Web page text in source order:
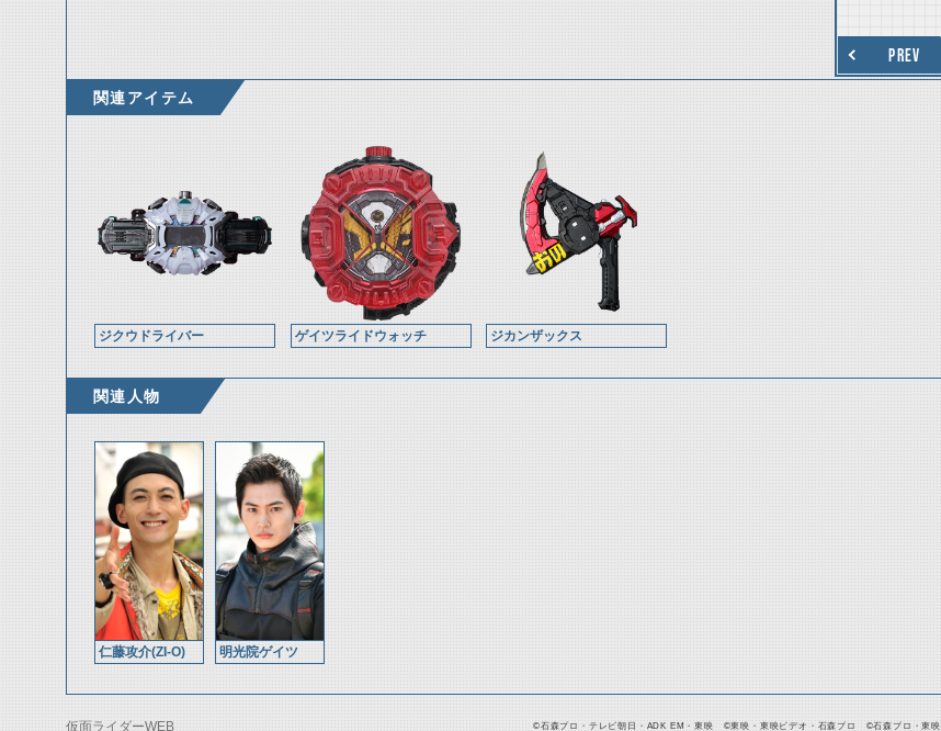
PREV
関連アイテム
ジクウドライバー ゲイツライドウォッチ ジカンザックス
関連人物
仁藤攻介(ZI-O) 明光院ゲイツ
©石森プロ・テレビ朝日・ADK EM・東映 ©東映・東映ビデオ・石森プロ ©石森プロ・東映
仮面ライダーWEB